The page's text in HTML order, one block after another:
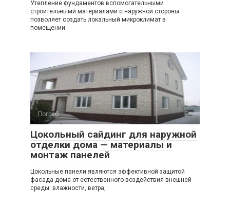
Утепление фундаментов вспомогательными
строительными материалами с наружной стороны
позволяет создать локальный микроклимат в
помещении.
Погреб
Цокольный сайдинг для наружной
отделки дома — материалы и
монтаж панелей
Цокольные панели являются эффективной защитой
фасада дома от естественного воздействия внешней
среды: влажности, ветра,